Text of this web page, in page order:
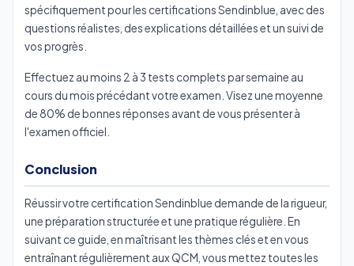
spécifiquement pour les certifications Sendinblue, avec des
questions réalistes, des explications détaillées et un suivi de
vos progrès.
Effectuez au moins 2 à 3 tests complets par semaine au
cours du mois précédant votre examen. Visez une moyenne
de 80% de bonnes réponses avant de vous présenter à
l'examen officiel.
Conclusion
Réussir votre certification Sendinblue demande de la rigueur,
une préparation structurée et une pratique régulière. En
suivant ce guide, en maîtrisant les thèmes clés et en vous
entraînant régulièrement aux QCM, vous mettez toutes les